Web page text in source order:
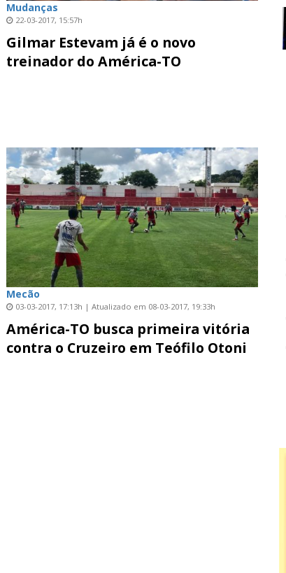
Mudanças
22-03-2017, 15:57h
Gilmar Estevam já é o novo
treinador do América-TO
Mecão
03-03-2017, 17:13h | Atualizado em 08-03-2017, 19:33h
América-TO busca primeira vitória
contra o Cruzeiro em Teófilo Otoni